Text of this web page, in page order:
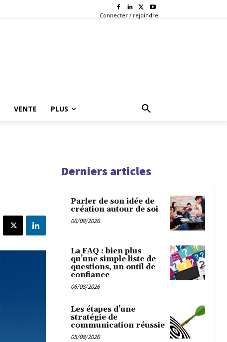
Connecter / rejoindre
VENTE PLUS
Derniers articles
Parler de son idée de
création autour de soi
06/08/2026
La FAQ : bien plus
qu’une simple liste de
questions, un outil de
confiance
06/08/2026
Les étapes d’une
stratégie de
communication réussie
05/08/2026